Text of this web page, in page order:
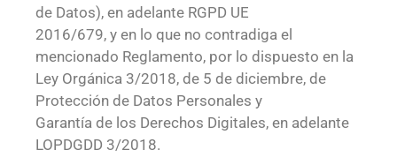
de Datos), en adelante RGPD UE
2016/679, y en lo que no contradiga el
mencionado Reglamento, por lo dispuesto en la
Ley Orgánica 3/2018, de 5 de diciembre, de
Protección de Datos Personales y
Garantía de los Derechos Digitales, en adelante
LOPDGDD 3/2018.